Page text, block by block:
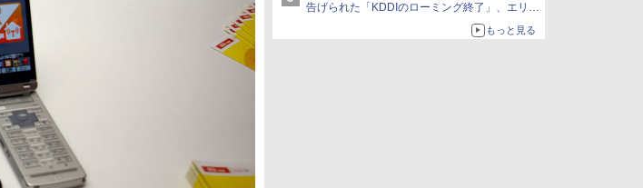
告げられた「KDDIのローミング終了」、エリア
マップの落とし穴と楽天モバイルの課題
もっと見る